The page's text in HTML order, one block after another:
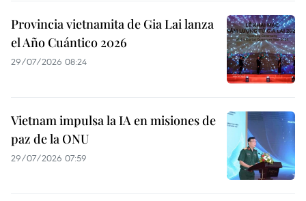
Provincia vietnamita de Gia Lai lanza
el Año Cuántico 2026
29/07/2026 08:24
Vietnam impulsa la IA en misiones de
paz de la ONU
29/07/2026 07:59